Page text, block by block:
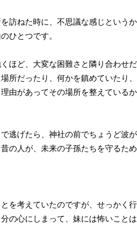
訪ねた時に、不思議な感じという
ひとつです。
ほど、大変な困難さと隣り合わせ
所だったり、何かを鎮めていたり
由があってその場所を整えているか
逃げたら、神社の前でちょうど波
の人が、未来の子孫たちを守るた
を考えていたのですが、せっかく
の心にしまって、妹には怖いことは